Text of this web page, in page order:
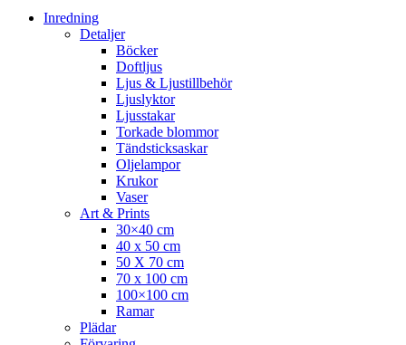
Inredning
Detaljer
Böcker
Doftljus
Ljus & Ljustillbehör
Ljuslyktor
Ljusstakar
Torkade blommor
Tändsticksaskar
Oljelampor
Krukor
Vaser
Art & Prints
30×40 cm
40 x 50 cm
50 X 70 cm
70 x 100 cm
100×100 cm
Ramar
Plädar